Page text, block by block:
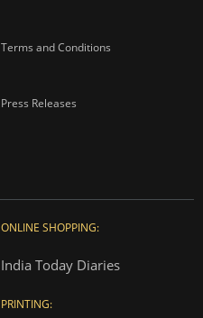
Terms and Conditions
Press Releases
ONLINE SHOPPING:
India Today Diaries
PRINTING: